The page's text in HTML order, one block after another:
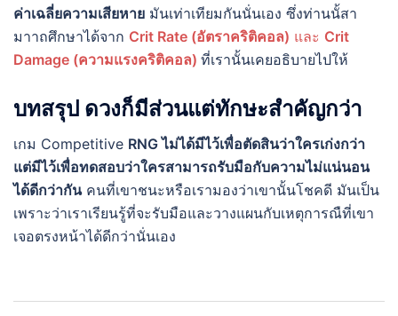
ค่าเฉลี่ยความเสียหาย มันเท่าเทียมกันนั่นเอง ซึ่งท่านนั้สา
มาาถศึกษาได้จาก Crit Rate (อัตราคริติคอล) และ Crit
Damage (ความแรงคริติคอล) ที่เรานั้นเคยอธิบายไปให้
บทสรุป ดวงก็มีส่วนแต่ทักษะสำคัญกว่า
เกม Competitive RNG ไม่ได้มีไว้เพื่อตัดสินว่าใครเก่งกว่า
แต่มีไว้เพื่อทดสอบว่าใครสามารถรับมือกับความไม่แน่นอน
ได้ดีกว่ากันคนที่เขาชนะหรือเรามองว่าเขานั้นโชคดี มันเป็น
เพราะว่าเราเรียนรู้ที่จะรับมือและวางแผนกับเหตุการณืที่เขา
เจอตรงหน้าได้ดีกว่านั่นเอง